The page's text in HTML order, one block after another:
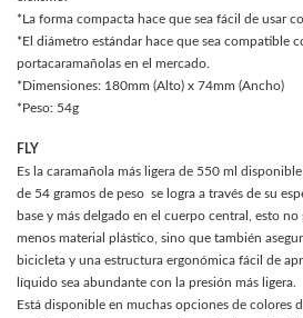
*La forma compacta hace que sea fácil de usar
*El diámetro estándar hace que sea compatible
portacaramañolas en el mercado.
*Dimensiones: 180mm (Alto) x 74mm (Ancho)
*Peso: 54g
FLY
Es la caramañola más ligera de 550 ml
de 54 gramos de peso se logra a través de su
base y más delgado en el cuerpo central, esto
menos material plástico, sino que también
bicicleta y una estructura ergonómica fácil de
líquido sea abundante con la presión más ligera.
Está disponible en muchas opciones de colores